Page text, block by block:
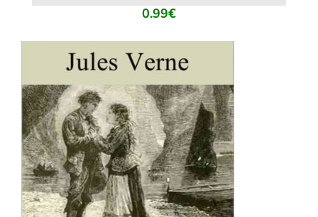
0.99€
AJOUTER AU PANIER / DÉTAILS